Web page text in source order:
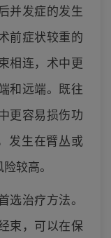
并发症的发生
前症状较重的
相连，术中更
和远端。既往
更容易损伤功
发生在臂丛或
较高。
治疗方法。
束，可以在保